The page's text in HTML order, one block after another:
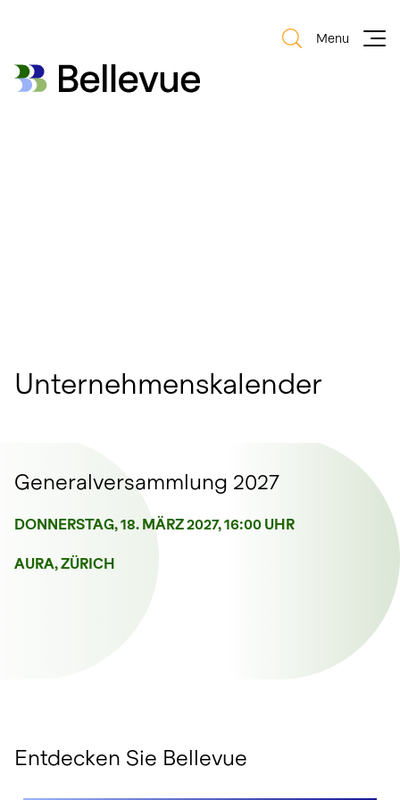
Bellevue Group AG
Menu
Unternehmenskalender
Generalversammlung 2027
DONNERSTAG, 18. MÄRZ 2027, 16:00 UHR
AURA, ZÜRICH
Entdecken Sie Bellevue